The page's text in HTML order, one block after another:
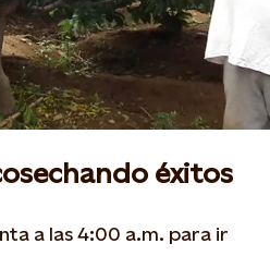
éxitos
a las 4:00 a.m. para ir